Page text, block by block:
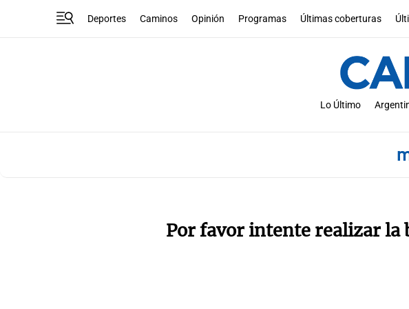
Deportes Caminos Opinión Programas Últimas coberturas
Lo Último
Por favor intente realizar la